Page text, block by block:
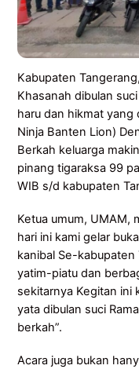
Kabupaten Tangerang,
Khasanah dibulan
haru dan hikmat yang
Ninja Banten Lion)
Berkah keluarga
pinang tigaraksa 99
WIB s/d kabupaten
Ketua umum, UMAM,
hari ini kami gelar
kanibal Se-
yatim-piatu dan
sekitarnya Kegitan ini
yata dibulan suci
berkah”.
Acara juga bukan